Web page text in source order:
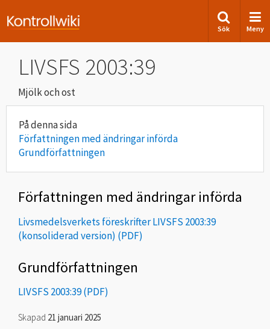
Sök Meny
LIVSFS 2003:39
Mjölk och ost
Författningen med ändringar införda
Grundförfattningen
Författningen med ändringar införda
Livsmedelsverkets föreskrifter LIVSFS 2003:39
(konsoliderad version)
Grundförfattningen
LIVSFS 2003:39
Skapad 21 januari 2025